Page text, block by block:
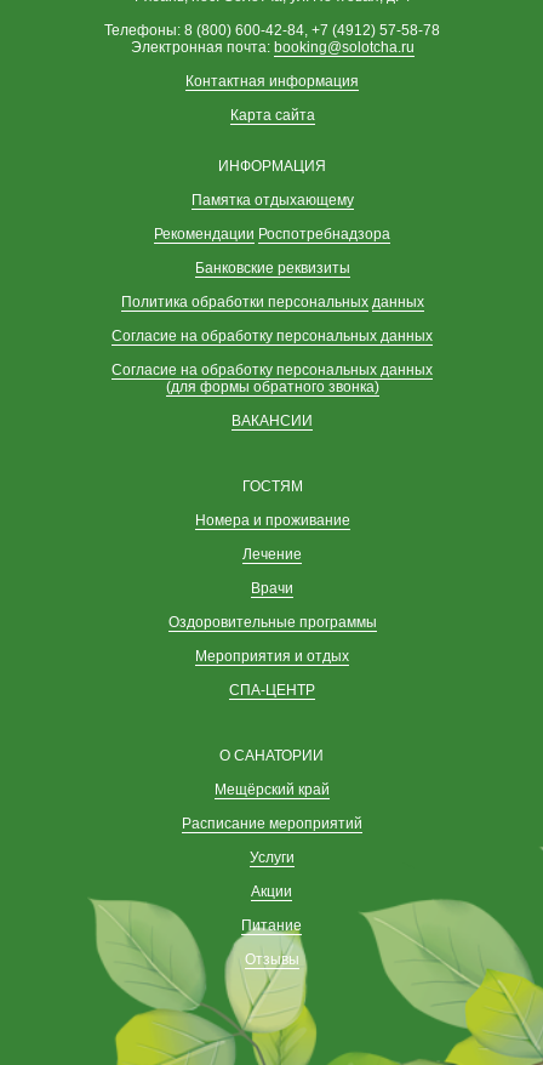
Телефоны: 8 (800) 600-42-84, +7 (4912) 57-58-78
Электронная почта: booking@solotcha.ru
Контактная информация
Карта сайта
ИНФОРМАЦИЯ
Памятка отдыхающему
Рекомендации Роспотребнадзора
Банковские реквизиты
Политика обработки персональных данных
Согласие на обработку персональных данных
Согласие на обработку персональных данных
(для формы обратного звонка)
ВАКАНСИИ
ГОСТЯМ
Номера и проживание
Лечение
Врачи
Оздоровительные программы
Мероприятия и отдых
СПА-ЦЕНТР
О САНАТОРИИ
Мещёрский край
Расписание мероприятий
Услуги
Акции
Питание
Отзывы